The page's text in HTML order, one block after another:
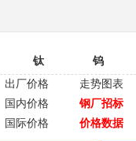
钛 钨
出厂价格
走势图表
国内价格
钢厂招标
国际价格
价格数据